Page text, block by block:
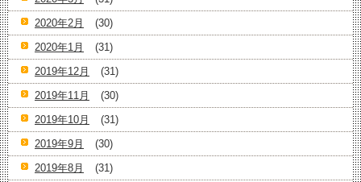
2020年2月
(30)
2020年1月
(31)
2019年12月
(31)
2019年11月
(30)
2019年10月
(31)
2019年9月
(30)
2019年8月
(31)